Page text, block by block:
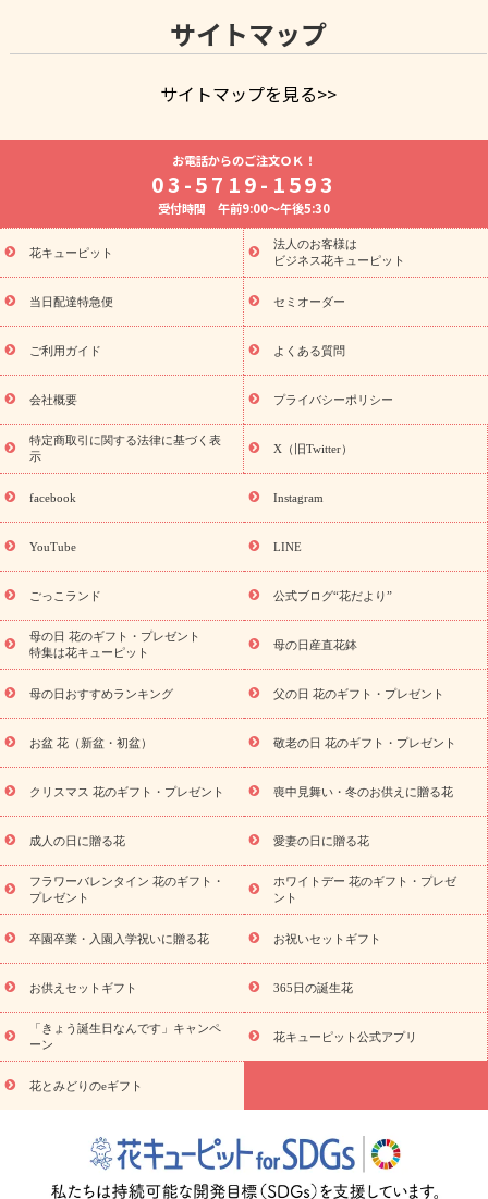
て、自らが投稿等の送信をすることについて適法な
権利を有していること、及び上記一切の情報が弊社
及び第三者の権利を侵害していないことについて、
キャンペーン応募者は、本キャンペーンにおいて提
示、提供、制作、編集した著作物等のコンテンツに
ついて、弊社が、媒体、期間等の何らの制限なく、
無償で利用することを承諾するものとします。この
際、弊社は、著作物等のコンテンツについて、内容
の一部を要約・抜粋や画像・動画等のサイズの変
更・切り抜き等を行うことができるものとします。
キャンペーン応募者は、本キャンペーンにおいて投
稿、アップロードした一切の情報（文字情報、画像
情報等を含みますがこれらに限られません）につい
て、第三者の権利侵害等の問題が発生した場合、自
己の費用と責任においてかかる問題を解決するとと
もに、弊社に何らの迷惑又は損害を与えないものと
します。
者は事務局の運用方法に従うものとし、一切異議申
立てを行わないものとします。
同一アカウントで複数の方のご応募はできません。
本キャンペーンはPC・スマートフォンからのご応募
となります。インターネット接続料及び通信料はお
客様のご負担となります。
当サイトの利用によるいかなるトラブル・損害が発
生したとしても花キューピット（株）は一切の責任
を負いかねます。あらかじめご了承ください。
11.本キャンペーンにApple社は一切関与していませ
ん。
12.本キャンペーンに関するお問い合わせ先
い合わせください。
お問い合わせ先：https://www.i879.com/inquiry
サイトマップ
サイトマップを見る>>
よく贈られる花
お祝いの花特集
誕生日フラワーギフト特
8月の誕生花(トルコキキョウ) 開店・開業祝い
お供え・お悔やみ お供え・お悔やみの花
十九日法要以降に贈る花
通夜・葬儀に贈る花
プリザーブドフラワー
季節のイベント
ひまわり ギフト・プレ
ゼント特集
お盆 花（新盆・初盆） 季節のイベント
（新盆・初盆）
お盆 花（新盆・初盆）
お盆・お供え 花とセッ
トギフト
お盆・お供え プリザーブドフラワー
ト・プレゼント特集
夏の花贈り・お中元・暑中見舞い 花のギフト
特集
敬老の日におくる花ギフト・プレゼント特集
おくる花ギフト・プレゼント特集
敬老の日 花のおすすめランキ
ング
敬老の日 花鉢植えのギフト・プレゼント特集
とセットギフト・プレゼント特集
敬老の日の花 全てのギフト一
覧
キャンペーン
映画『ウォーターガーディアンズ』コラボキャ
ンペーン
「きょう誕生日なんです」キャンペーン
誕生日の花
を探す
誕生日フラワーギフト特集
誕生日フラワーギフト商品一覧
バラ ユリ
トルコキキョウ
8月の誕生花(トルコキキョウ)
9月の誕生花(リンドウ)
ペーン
用途から探す お祝いの花特集 当日配達特急便
退職祝い
結婚記念日 結婚祝い 出産祝い
気祝い
還暦祝い・長寿祝い プチギフト
ペットのお祝いフラ
日配達特急便 お供え
お供え・お悔やみ商品一覧
お供え・お悔
供え お花とセットギフト
お供え プリザーブドフラワー
ペット
のお供えフラワー
お盆（新盆・初盆） その他
お祝い返し
お見舞い
お取り寄せギフト ビジネス用 ご自宅用
観葉
植物
ミディ胡蝶蘭 プリザーブドフラワー
スタイルから探
す
アレンジメント スタンド花 お祝い
悔やみ
胡蝶蘭 胡蝶蘭・花鉢 ミディ胡蝶蘭・お祝い
ミデ
ィ胡蝶蘭・お供え
世界初の青色胡蝶蘭 観葉植物
観葉植物
産直多肉植物
プリザーブドフラワー お祝い
お供え・お悔
やみ
花とセットギフト セミオーダー
プチギフト
（hanamore -ハナモア-）
花とみどりのeギフト
花キューピッ
トのeGfit
カラー イエローオレンジ
の種類
バラ ユリ トルコキキョウ 予算から探す
お祝
い
お祝い・3000円～ お祝い・4000円～ お祝い・5000円～
お祝い・7000円～ お祝い・10000円～
お供え・お悔やみ
お供え・お悔やみ・
お供え・お悔やみ・10000円～
読
注目されている記事 365日の誕生花カレンダー
開店・開業
祝いのマナー
定年退職祝いのマナー
お祝いを贈るときのマナ
お電話からのご注文ＯＫ！
03-5719-1593
受付時間 午前9:00～午後5:30
花キューピット
法人のお客様は
ビジネス花キューピット
当日配達特急便 セミオーダー
ご利用ガイド よくある質問
会社概要 プライバシーポリシー
特定商取引に関する法律に基づく表
示
X（旧Twitter）
facebook Instagram
YouTube LINE
ごっこランド 公式ブログ“花だより”
母の日 花のギフト・プレゼント
特集は花キューピット
母の日産直花鉢
母の日おすすめランキング 父の日 花のギフト・プレゼント
お盆 花（新盆・初盆） 敬老の日 花のギフト・プレゼント
クリスマス 花のギフト・プレゼント 喪中見舞い・冬のお供えに贈る花
成人の日に贈る花 愛妻の日に贈る花
フラワーバレンタイン 花のギフト・
プレゼント
ホワイトデー 花のギフト・プレゼ
ント
卒園卒業・入園入学祝いに贈る花 お祝いセットギフト
お供えセットギフト 365日の誕生花
「きょう誕生日なんです」キャンペ
ーン
花キューピット公式アプリ
花とみどりのeギフト